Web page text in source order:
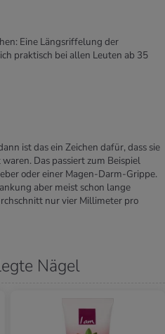
Eine Längsriffelung der
praktisch bei allen Leuten ab 35
ist das ein Zeichen dafür, dass sie
Das passiert zum Beispiel
oder einer Magen-Darm-Grippe.
aber meist schon lange
nur vier Millimeter pro
Nägel